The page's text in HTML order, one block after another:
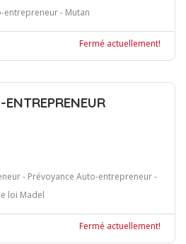
entrepreneur - Mutan
Fermé actuellement!
- Prévoyance Auto-entrepreneur -
loi Madel
Fermé actuellement!